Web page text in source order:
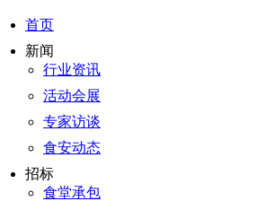
首页
新闻
行业资讯
活动会展
专家访谈
食安动态
招标
食堂承包